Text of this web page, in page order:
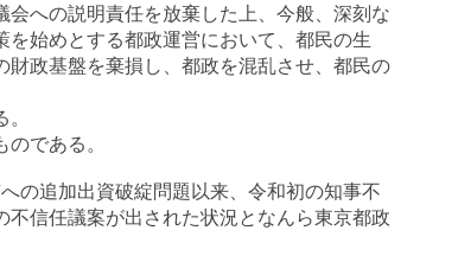
への説明責任を放棄した上、今般、深刻な
始めとする都政運営において、都民の生
政基盤を棄損し、都政を混乱させ、都民の
である。
の追加出資破綻問題以来、令和初の知事不
信任議案が出された状況となんら東京都政